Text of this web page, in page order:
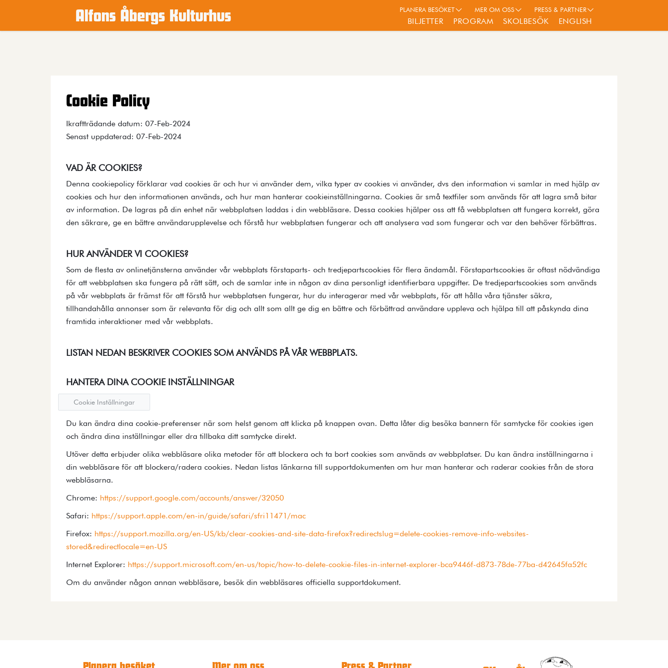
Alfons Åbergs Kulturhus BILJETTER PROGRAM SKOLBESÖK ENGLISH
PLANERA BESÖKET MER OM OSS PRESS & PARTNER
Cookie Policy
Ikraftträdande datum: 07-Feb-2024
Senast uppdaterad: 07-Feb-2024
VAD ÄR COOKIES?
Denna cookiepolicy förklarar vad cookies är och hur vi använder dem, vilka typer av cookies vi använder, dvs den information vi samlar in med hjälp av
cookies och hur den informationen används, och hur man hanterar cookieinställningarna. Cookies är små textfiler som används för att lagra små bitar
av information. De lagras på din enhet när webbplatsen laddas i din webbläsare. Dessa cookies hjälper oss att få webbplatsen att fungera korrekt, göra
den säkrare, ge en bättre användarupplevelse och förstå hur webbplatsen fungerar och att analysera vad som fungerar och var den behöver förbättras.
HUR ANVÄNDER VI COOKIES?
Som de flesta av onlinetjänsterna använder vår webbplats förstaparts- och tredjepartscookies för flera ändamål. Förstapartscookies är oftast nödvändiga
för att webbplatsen ska fungera på rätt sätt, och de samlar inte in någon av dina personligt identifierbara uppgifter. De tredjepartscookies som används
på vår webbplats är främst för att förstå hur webbplatsen fungerar, hur du interagerar med vår webbplats, för att hålla våra tjänster säkra,
tillhandahålla annonser som är relevanta för dig och allt som allt ge dig en bättre och förbättrad användare uppleva och hjälpa till att påskynda dina
framtida interaktioner med vår webbplats.
LISTAN NEDAN BESKRIVER COOKIES SOM ANVÄNDS PÅ VÅR WEBBPLATS.
HANTERA DINA COOKIE INSTÄLLNINGAR
Cookie Inställningar
Du kan ändra dina cookie-preferenser när som helst genom att klicka på knappen ovan. Detta låter dig besöka bannern för samtycke för cookies igen
och ändra dina inställningar eller dra tillbaka ditt samtycke direkt.
Utöver detta erbjuder olika webbläsare olika metoder för att blockera och ta bort cookies som används av webbplatser. Du kan ändra inställningarna i
din webbläsare för att blockera/radera cookies. Nedan listas länkarna till supportdokumenten om hur man hanterar och raderar cookies från de stora
webbläsarna.
Chrome: https://support.google.com/accounts/answer/32050
Safari: https://support.apple.com/en-in/guide/safari/sfri11471/mac
Firefox: https://support.mozilla.org/en-US/kb/clear-cookies-and-site-data-firefox?redirectslug=delete-cookies-remove-info-websites-
stored&redirectlocale=en-US
Internet Explorer: https://support.microsoft.com/en-us/topic/how-to-delete-cookie-files-in-internet-explorer-bca9446f-d873-78de-77ba-d42645fa52fc
Om du använder någon annan webbläsare, besök din webbläsares officiella supportdokument.